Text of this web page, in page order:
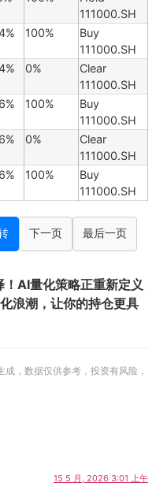
111000.SH
100%
Buy
111000.SH
0%
Clear
111000.SH
100%
Buy
111000.SH
0%
Clear
111000.SH
100%
Buy
111000.SH
下一页 最后一页
AI量化策略正重新定义
浪潮，让你的持仓更具
，数据仅供参考，投资有风险，
15 5 月, 2026 3:01 上午